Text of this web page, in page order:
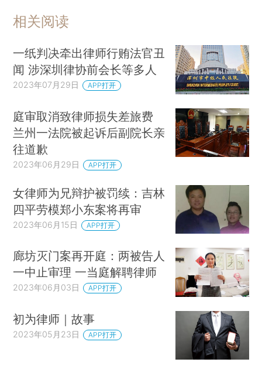
相关阅读
一纸判决牵出律师行贿法官丑
闻 涉深圳律协前会长等多人
2023年07月29日 APP打开
庭审取消致律师损失差旅费
兰州一法院被起诉后副院长亲
往道歉
2023年06月29日 APP打开
女律师为兄辩护被罚续：吉林
四平劳模郑小东案将再审
2023年06月15日 APP打开
廊坊灭门案再开庭：两被告人
一中止审理 一当庭解聘律师
2023年06月03日 APP打开
初为律师｜故事
2023年05月23日 APP打开